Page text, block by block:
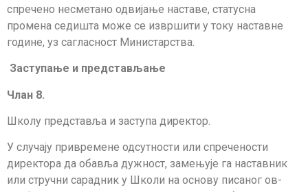
спречено несметано одви­јање наставе, статусна
промена седишта може се извршити у току наставне
године, уз сагласност Министарства.
Заступање и представљање
Члан 8.
Школу представља и заступа директор.
У случају привремене одсутности или спречености
директора да обав­ља дуж­ност, замењује га наставник
или стручни сарадник у Школи на ос­нову писаног ов­